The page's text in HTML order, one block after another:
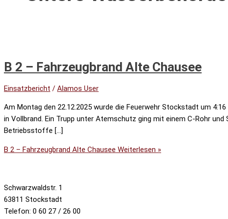
B 2 – Fahrzeugbrand Alte Chausee
Einsatzbericht / Alamos User
Am Montag den 22.12.2025 wurde die Feuerwehr Stockstadt um
in Vollbrand. Ein Trupp unter Atemschutz ging mit einem C-Rohr
Betriebsstoffe […]
B 2 – Fahrzeugbrand Alte Chausee Weiterlesen »
Schwarzwaldstr. 1
63811 Stockstadt
Telefon: 0 60 27 / 26 00